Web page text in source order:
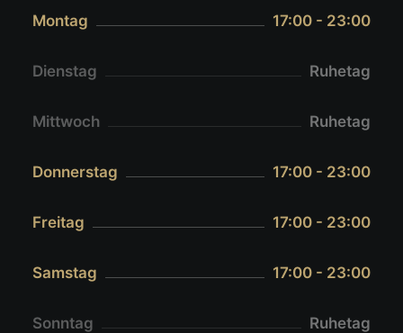
Montag 17:00 - 23:00
Dienstag Ruhetag
Mittwoch Ruhetag
Donnerstag 17:00 - 23:00
Freitag 17:00 - 23:00
Samstag 17:00 - 23:00
Sonntag Ruhetag